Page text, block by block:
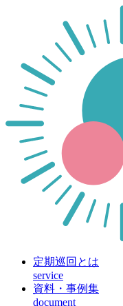
定期巡回とは
service
資料・事例集
document